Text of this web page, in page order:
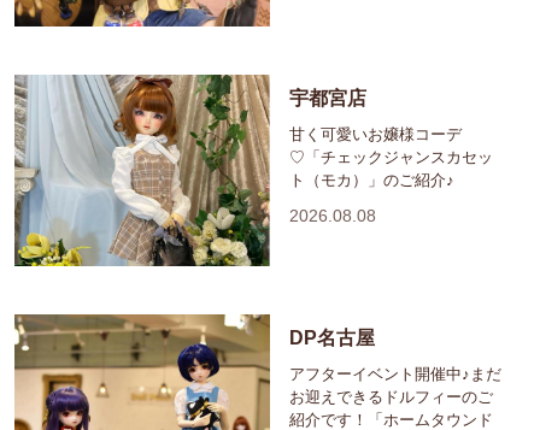
宇都宮店
甘く可愛いお嬢様コーデ
♡「チェックジャンスカセッ
ト（モカ）」のご紹介♪
2026.08.08
DP名古屋
アフターイベント開催中♪まだ
お迎えできるドルフィーのご
紹介です！「ホームタウンド